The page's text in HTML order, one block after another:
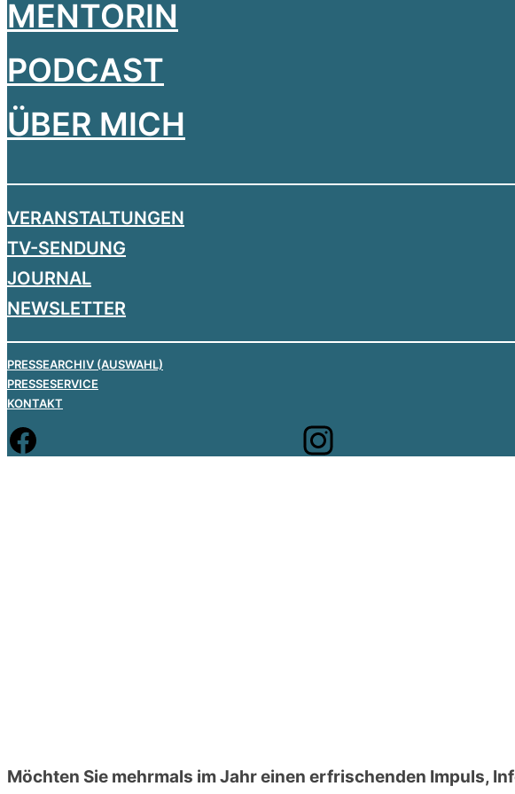
MENTORIN
PODCAST
ÜBER MICH
VERANSTALTUNGEN
TV-SENDUNG
JOURNAL
NEWSLETTER
PRESSEARCHIV (AUSWAHL)
PRESSESERVICE
KONTAKT
Möchten Sie mehrmals im Jahr einen erfrischenden Impuls,